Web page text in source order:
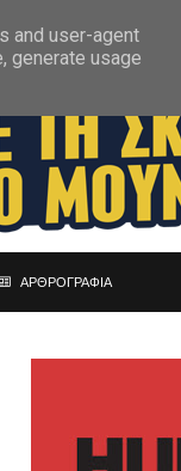
ΑΡΘΡΟΓΡΑΦΙΑ
and user-agent
generate usage